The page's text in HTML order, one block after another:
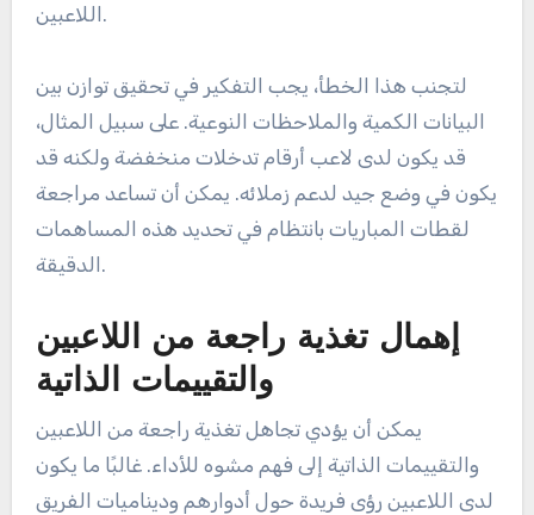
اللاعبين.
لتجنب هذا الخطأ، يجب التفكير في تحقيق توازن بين
البيانات الكمية والملاحظات النوعية. على سبيل المثال،
قد يكون لدى لاعب أرقام تدخلات منخفضة ولكنه قد
يكون في وضع جيد لدعم زملائه. يمكن أن تساعد مراجعة
لقطات المباريات بانتظام في تحديد هذه المساهمات
الدقيقة.
إهمال تغذية راجعة من اللاعبين
والتقييمات الذاتية
يمكن أن يؤدي تجاهل تغذية راجعة من اللاعبين
والتقييمات الذاتية إلى فهم مشوه للأداء. غالبًا ما يكون
لدى اللاعبين رؤى فريدة حول أدوارهم وديناميات الفريق